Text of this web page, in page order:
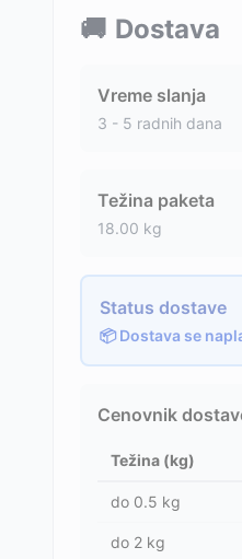
🚚 Dostava
Vreme slanja
3 - 5 radnih dana
Težina paketa
18.00 kg
Status dostave
📦 Dostava se
Cenovnik
Težina (kg)
do 0.5 kg
do 2 kg